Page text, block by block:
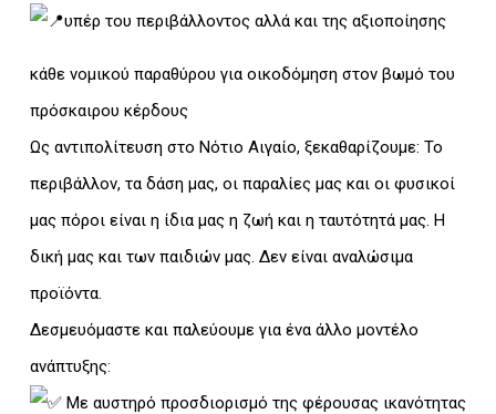
υπέρ του περιβάλλοντος αλλά και της αξιοποίησης
κάθε νομικού παραθύρου για οικοδόμηση στον βωμό του
πρόσκαιρου κέρδους
Ως αντιπολίτευση στο Νότιο Αιγαίο, ξεκαθαρίζουμε: Το
περιβάλλον, τα δάση μας, οι παραλίες μας και οι φυσικοί
μας πόροι είναι η ίδια μας η ζωή και η ταυτότητά μας. Η
δική μας και των παιδιών μας. Δεν είναι αναλώσιμα
προϊόντα.
Δεσμευόμαστε και παλεύουμε για ένα άλλο μοντέλο
ανάπτυξης:
Με αυστηρό προσδιορισμό της φέρουσας ικανότητας